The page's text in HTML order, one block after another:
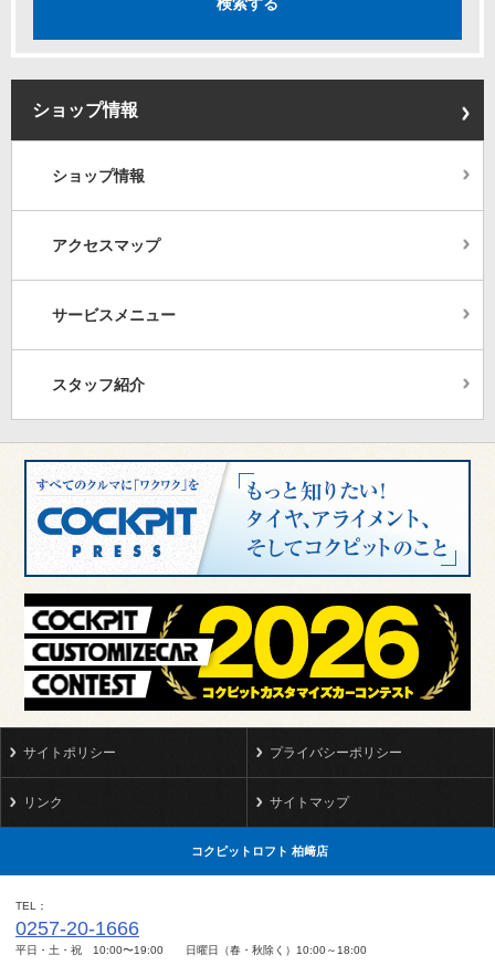
ショップ情報
ショップ情報
アクセスマップ
サービスメニュー
スタッフ紹介
サイトポリシー プライバシーポリシー
リンク サイトマップ
コクピットロフト 柏﨑店
TEL
0257-20-1666
平日・土・祝 10:00〜19:00 日曜日（春・秋除く）10:00～18:00